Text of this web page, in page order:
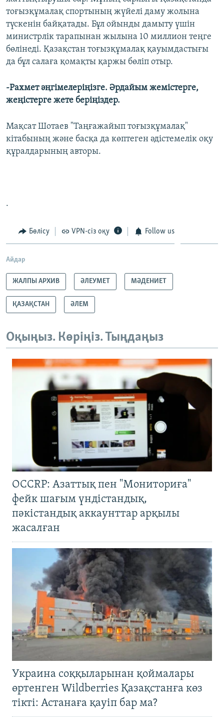
тоғызқұмалақ спортының жүйелі даму жолына
түскенін байқатады. Бұл ойынды дамыту үшін
министрлік тарапынан жылына 10 миллион теңге
бөлінеді. Қазақстан тоғызқұмалақ қауымдастығы
да бұл салаға қомақты қаржы бөліп отыр.
-Рахмет әңгімелеріңізге. Әрдайым жемістерге,
жеңістерге жете беріңіздер.
Мақсат Шотаев "Таңғажайып тоғызқұмалақ"
кітабының және басқа да көптеген әдістемелік оқу
құралдарының авторы.
.
Бөлісу VPN-сіз оқу Follow us
Айдар
ЖАЛПЫ АРХИВ ӘЛЕУМЕТ МӘДЕНИЕТ
ҚАЗАҚСТАН ӘЛЕМ
Оқыңыз. Көріңіз. Тыңдаңыз
OCCRP: Азаттық пен "Мониториға"
фейк шағым үндістандық,
пәкістандық аккаунттар арқылы
жасалған
Украина соққыларынан қоймалары
өртенген Wildberries Қазақстанға көз
тікті: Астанаға қауіп бар ма?